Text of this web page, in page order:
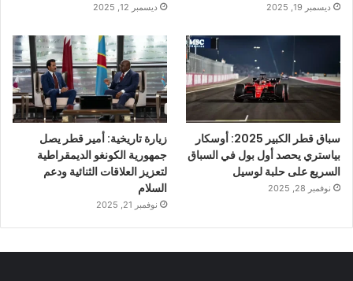
ديسمبر 19, 2025 ديسمبر 12, 2025
سباق قطر الكبير 2025: أوسكار
بياستري يحصد أول بول في السباق
السريع على حلبة لوسيل
نوفمبر 28, 2025
زيارة تاريخية: أمير قطر يصل
جمهورية الكونغو الديمقراطية
لتعزيز العلاقات الثنائية ودعم
السلام
نوفمبر 21, 2025